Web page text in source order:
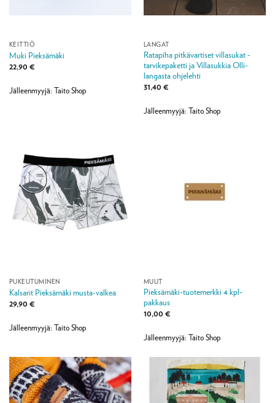
KEITTIÖ
Muki Pieksämäki
22,90 €
Jälleenmyyjä: Taito Shop
LANGAT
Ratapiha pitkävartiset villasukat -
tarvikepaketti ja Villasukkia Olli-
langasta ohjelehti
31,40 €
Jälleenmyyjä: Taito Shop
PUKEUTUMINEN
Kalsarit Pieksämäki musta-valkea
29,90 €
Jälleenmyyjä: Taito Shop
MUUT
Pieksämäki-tuotemerkki 4 kpl-
pakkaus
10,00 €
Jälleenmyyjä: Taito Shop